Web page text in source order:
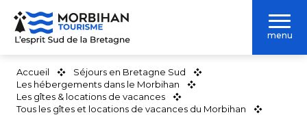
Aller
contenu
menu
Accueil
Séjours en Bretagne Sud
Les hébergements dans le Morbihan
Les gîtes & locations de vacances
Tous les gîtes et locations de vacances du Morbihan